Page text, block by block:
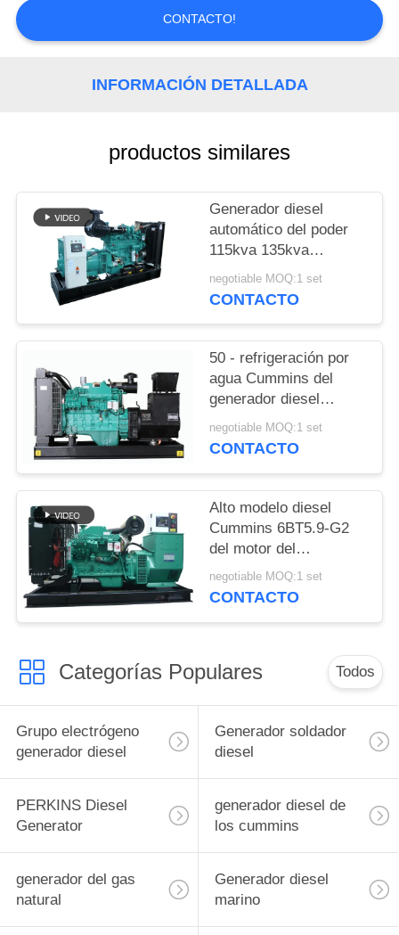
PIDA
SITIO
PRIVACY
POLICY
CONTACTO!
INFORMACIÓN DETALLADA
productos similares
Generador diesel
automático del poder
115kva 135kva
Cummins con 12 horas
de tanque de aceite
negotiable MOQ:1 set
CONTACTO
50 - refrigeración por
agua Cummins del
generador diesel
silencioso de 1250kva
con el alternador de
negotiable MOQ:1 set
CONTACTO
Alto modelo diesel
Cummins 6BT5.9-G2
del motor del
generador del
rendimiento 50kw
negotiable MOQ:1 set
CONTACTO
Categorías Populares Todos
Grupo electrógeno
generador diesel
Generador soldador
diesel
PERKINS Diesel
Generator
generador diesel de
los cummins
generador del gas
natural
Generador diesel
marino